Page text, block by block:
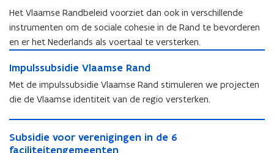
Het Vlaamse Randbeleid voorziet dan ook in verschillende
instrumenten om de sociale cohesie in de Rand te bevorderen
en er het Nederlands als voertaal te versterken.
m
p
u
s
s
u
Impulssubsidie Vlaamse Rand
I
m
p
u
l
s
s
Met de impulssubsidie Vlaamse Rand stimuleren we projecten
die de Vlaamse identiteit van de regio versterken.
u
b
Subsidie voor verenigingen in de 6
faciliteitengemeenten
S
u